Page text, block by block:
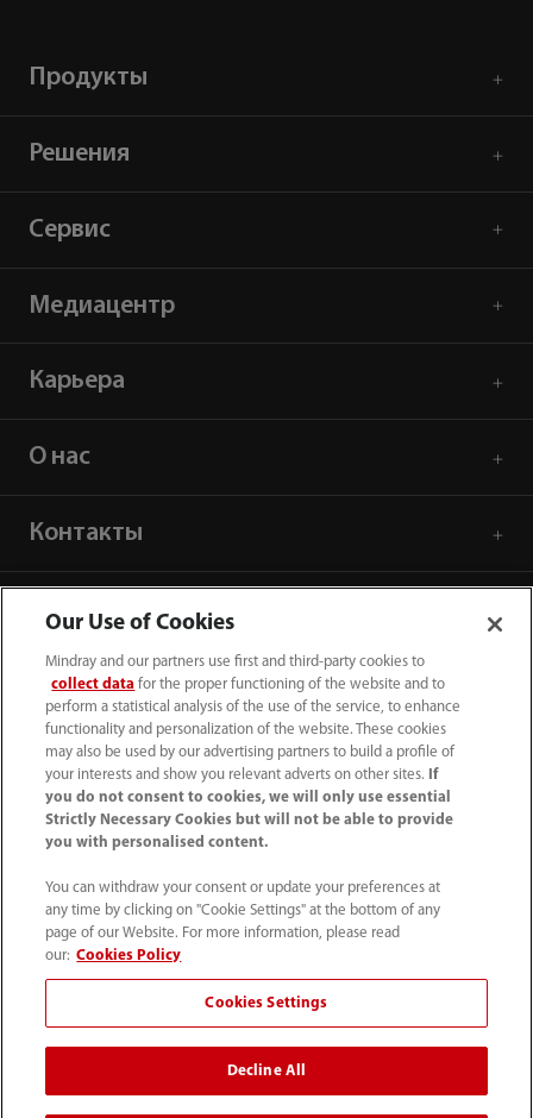
Продукты
Решения
Сервис
Медиацентр
Карьера
О нас
Контакты
Tel: +7 (499) 553 60 36
info.ru@mindray.com
Условия использования
Уведомление о файлах cookie
© 2026 Шэньчжэнь Майндрэй Био-Медикал
Электроникс Ко., Лтд.
Our Use of Cookies
Mindray and our partners use first and third-party cookies to
collect data for the proper functioning of the website and to
perform a statistical analysis of the use of the service, to enhance
functionality and personalization of the website. These cookies
may also be used by our advertising partners to build a profile of
your interests and show you relevant adverts on other sites.
If
you do not consent to cookies, we will only use essential
Strictly Necessary Cookies but will not be able to provide
you with personalised content.
You can withdraw your consent or update your preferences at
any time by clicking on "Cookie Settings" at the bottom of any
page of our Website. For more information, please read
our: Cookies Policy
Cookies Settings
Decline All